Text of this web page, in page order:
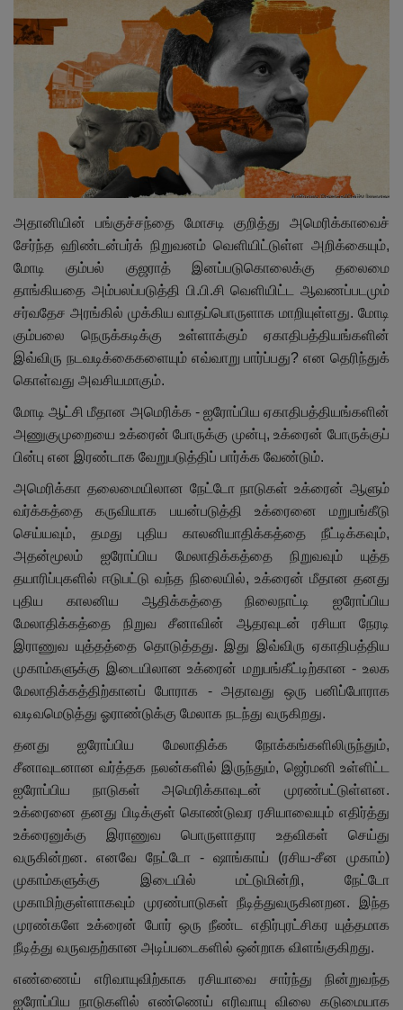
இதர
Language
English
அதானியின் பங்குச்சந்தை மோசடி குறித்து அமெரிக்காவைச்
சேர்ந்த ஹிண்டன்பர்க் நிறுவனம் வெளியிட்டுள்ள அறிக்கையும்,
மோடி கும்பல் குஜராத் இனப்படுகொலைக்கு தலைமை
தாங்கியதை அம்பலப்படுத்தி பி.பி.சி வெளியிட்ட ஆவணப்படமும்
சர்வதேச அரங்கில் முக்கிய வாதப்பொருளாக மாறியுள்ளது. மோடி
கும்பலை நெருக்கடிக்கு உள்ளாக்கும் ஏகாதிபத்தியங்களின்
இவ்விரு நடவடிக்கைகளையும் எவ்வாறு பார்ப்பது? என தெரிந்துக்
கொள்வது அவசியமாகும்.
மோடி ஆட்சி மீதான அமெரிக்க - ஐரோப்பிய ஏகாதிபத்தியங்களின்
அணுகுமுறையை உக்ரைன் போருக்கு முன்பு, உக்ரைன் போருக்குப்
பின்பு என இரண்டாக வேறுபடுத்திப் பார்க்க வேண்டும்.
அமெரிக்கா தலைமையிலான நேட்டோ நாடுகள் உக்ரைன் ஆளும்
வர்க்கத்தை கருவியாக பயன்படுத்தி உக்ரைனை மறுபங்கீடு
செய்யவும், தமது புதிய காலனியாதிக்கத்தை நீட்டிக்கவும்,
அதன்மூலம் ஐரோப்பிய மேலாதிக்கத்தை நிறுவவும் யுத்த
தயாரிப்புகளில் ஈடுபட்டு வந்த நிலையில், உக்ரைன் மீதான தனது
புதிய காலனிய ஆதிக்கத்தை நிலைநாட்டி ஐரோப்பிய
மேலாதிக்கத்தை நிறுவ சீனாவின் ஆதரவுடன் ரசியா நேரடி
இராணுவ யுத்தத்தை தொடுத்தது. இது இவ்விரு ஏகாதிபத்திய
முகாம்களுக்கு இடையிலான உக்ரைன் மறுபங்கீட்டிற்கான - உலக
மேலாதிக்கத்திற்கானப் போராக - அதாவது ஒரு பனிப்போராக
வடிவமெடுத்து ஓராண்டுக்கு மேலாக நடந்து வருகிறது.
தனது ஐரோப்பிய மேலாதிக்க நோக்கங்களிலிருந்தும்,
சீனாவுடனான வர்த்தக நலன்களில் இருந்தும், ஜெர்மனி உள்ளிட்ட
ஐரோப்பிய நாடுகள் அமெரிக்காவுடன் முரண்பட்டுள்ளன.
உக்ரைனை தனது பிடிக்குள் கொண்டுவர ரசியாவையும் எதிர்த்து
உக்ரைனுக்கு இராணுவ பொருளாதார உதவிகள் செய்து
வருகின்றன. எனவே நேட்டோ - ஷாங்காய் (ரசிய-சீன முகாம்)
முகாம்களுக்கு இடையில் மட்டுமின்றி, நேட்டோ
முகாமிற்குள்ளாகவும் முரண்பாடுகள் நீடித்துவருகினறன. இந்த
முரண்களே உக்ரைன் போர் ஒரு நீண்ட எதிர்புரட்சிகர யுத்தமாக
நீடித்து வருவதற்கான அடிப்படைகளில் ஒன்றாக விளங்குகிறது.
எண்ணைய் எரிவாயுவிற்காக ரசியாவை சார்ந்து நின்றுவந்த
ஐரோப்பிய நாடுகளில் எண்ணெய் எரிவாயு விலை கடுமையாக